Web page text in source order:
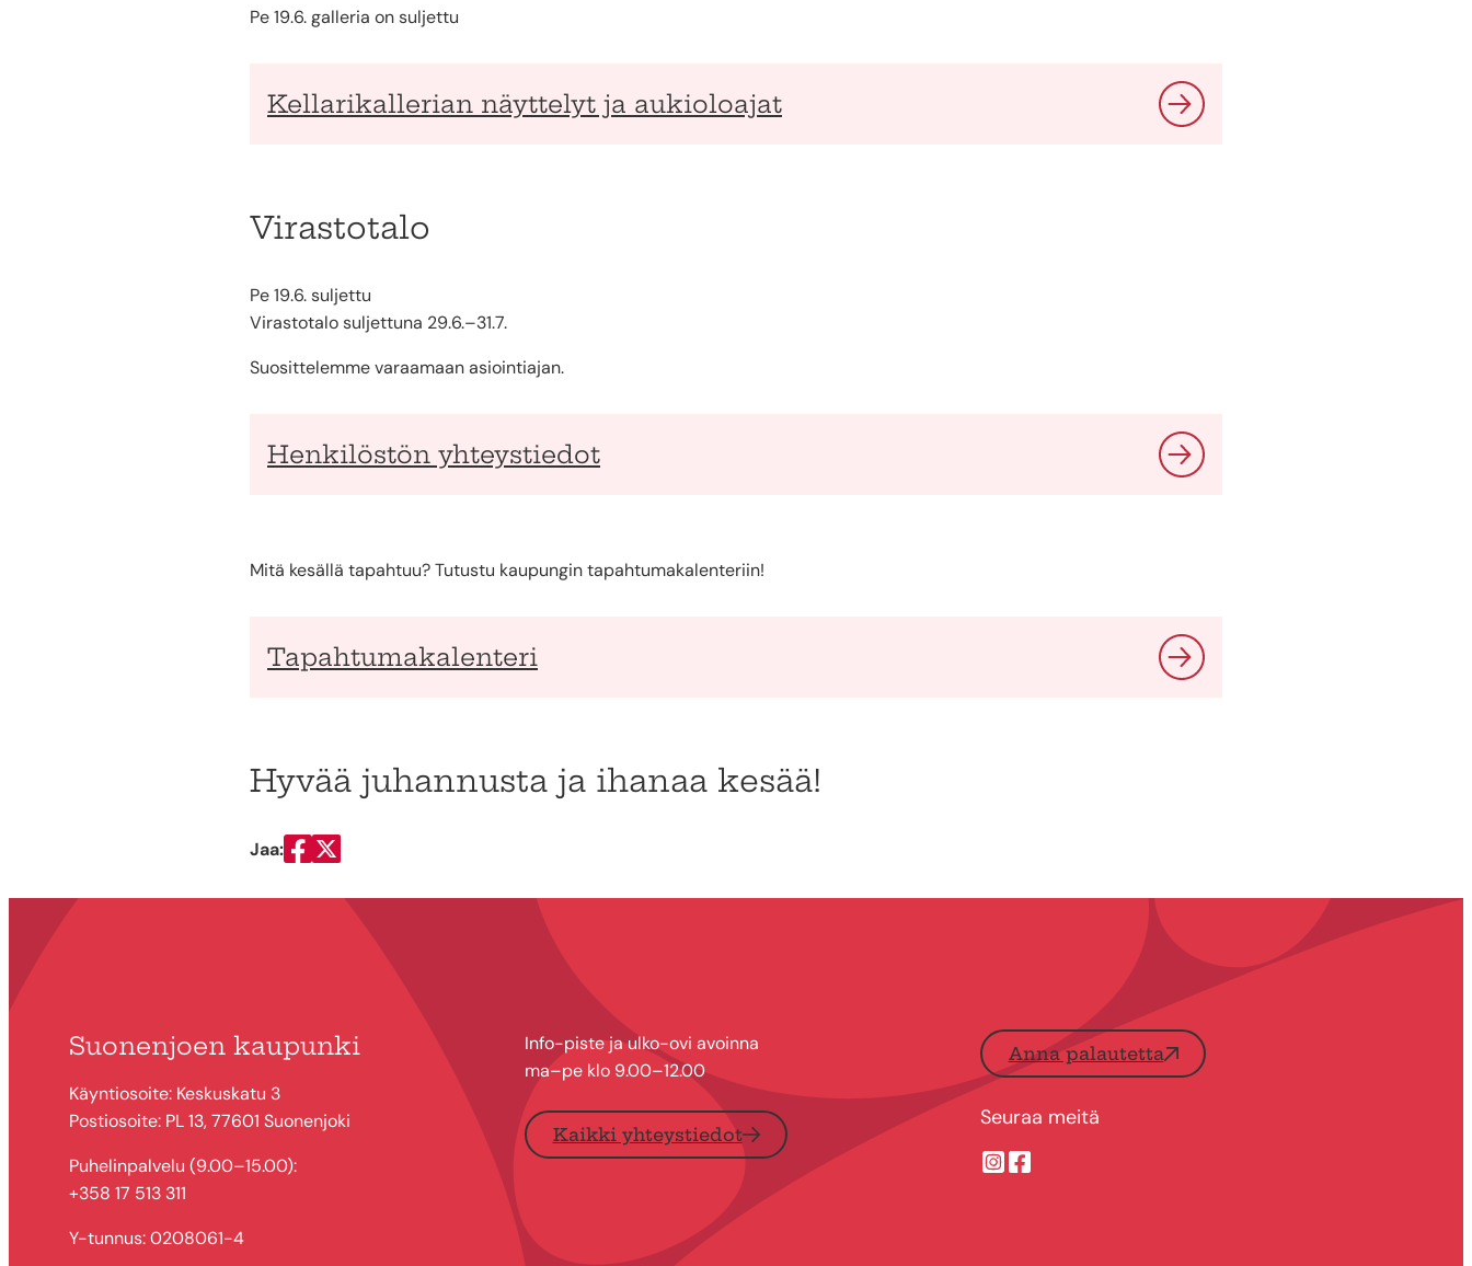
Pe 19.6. galleria on suljettu
Kellarikallerian näyttelyt ja aukioloajat
Virastotalo
Pe 19.6. suljettu
Virastotalo suljettuna 29.6.–31.7.
Suosittelemme varaamaan asiointiajan.
Henkilöstön yhteystiedot
Mitä kesällä tapahtuu? Tutustu kaupungin tapahtumakalenteriin!
Tapahtumakalenteri
Hyvää juhannusta ja ihanaa kesää!
Jaa:
Jaa Facebookissa
Jaa Twitterissä
Suonenjoen kaupunki
Käyntiosoite: Keskuskatu 3
Postiosoite: PL 13, 77601 Suonenjoki
Puhelinpalvelu (9.00–15.00):
+358 17 513 311
Y-tunnus: 0208061-4
Info-piste ja ulko-ovi avoinna
ma–pe klo 9.00–12.00
Kaikki yhteystiedot
Anna palautetta
Seuraa meitä
Suonenjoen kaupungin Instragram
Suonenjoen kaupungin Facebook